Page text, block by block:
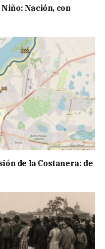
Nación, con
de la Costanera: de